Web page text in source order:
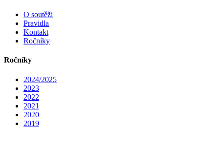
O soutěži
Pravidla
Kontakt
Ročníky
Ročníky
2024/2025
2023
2022
2021
2020
2019